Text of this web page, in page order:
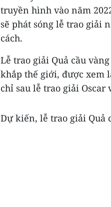
truyền hình vào năm
sẽ phát sóng lễ trao giải
cách.
Lễ trao giải Quả cầu
khắp thế giới, được xem
chỉ sau lễ trao giải Oscar
Dự kiến, lễ trao giải Quả